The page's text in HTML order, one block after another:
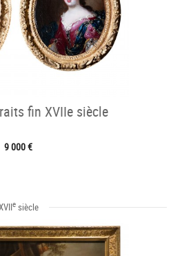
fin XVIIe siècle
9 000 €
esiècle